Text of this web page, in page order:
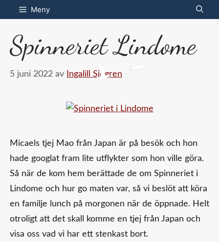
Hoppa
till
innehåll
Meny
Spinneriet Lindome
5 juni 2022 av Ingalill Sjögren
Micaels tjej Mao från Japan är på besök och hon
hade googlat fram lite utflykter som hon ville göra.
Så när de kom hem berättade de om Spinneriet i
Lindome och hur go maten var, så vi beslöt att köra
en familje lunch på morgonen när de öppnade. Helt
otroligt att det skall komme en tjej från Japan och
visa oss vad vi har ett stenkast bort.